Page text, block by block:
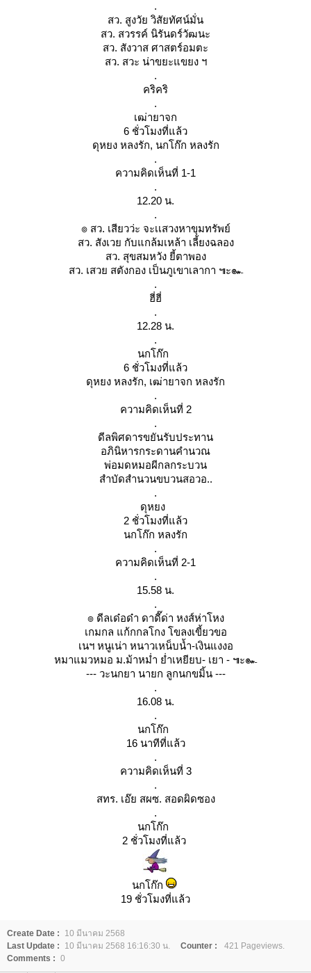
.
สว. สูงวัย วิสัยทัศน์มั่น
สว. สวรรค์ นิรันดร์วัฒนะ
สว. สังวาส ศาสตร์อมตะ
สว. สวะ น่าขยะแขยง ฯ
.
คริคริ
.
เฒ่ายาจก
6 ชั่วโมงที่แล้ว
ดุหยง หลงรัก, นกโก๊ก หลงรัก
.
ความคิดเห็นที่ 1-1
.
12.20 น.
.
๏ สว. เสียวว่ะ จะเเสวงหาขุมทรัพย์
สว. สังเวย กับแกล้มเหล้า เลี้ยงฉลอง
สว. สุขสมหวัง ยี้ตาพอง
สว. เสวย สตังกอง เป็นภูเขาเลากา ๚ะ๛
.
ฮี่ฮี่
.
12.28 น.
.
นกโก๊ก
6 ชั่วโมงที่แล้ว
ดุหยง หลงรัก, เฒ่ายาจก หลงรัก
.
ความคิดเห็นที่ 2
.
ดีลพิศดารขยันรับประทาน
อภินิหารกระดานคำนวณ
พ่อมดหมอผีกลกระบวน
สำบัดสำนวนขบวนสอวอ..
.
ดุหยง
2 ชั่วโมงที่แล้ว
นกโก๊ก หลงรัก
.
ความคิดเห็นที่ 2-1
.
15.58 น.
.
๏ ดีลเด๋อด๋า ดาดี๊ด่า หงส์ห่าโหง
เกมกล แก้กกลโกง โขลงเขี้ยวขอ
เนฯ หนูเน่า หนาวเหน็บน้ำ-เงินแงงอ
หมาแมวหมอ ม.ม้าหม่ำ ย่ำเหยียบ- เยา - ๚ะ๛
--- วะนกยา นายก ลูกนกขมิ้น ---
.
16.08 น.
.
นกโก๊ก
16 นาทีที่แล้ว
.
ความคิดเห็นที่ 3
.
สทร. เอ๊ย สผซ. สอดผิดซอง
.
นกโก๊ก
2 ชั่วโมงที่แล้ว
นกโก๊ก
19 ชั่วโมงที่แล้ว
Create Date :
10 มีนาคม 2568
Last Update :
10 มีนาคม 2568 16:16:30 น. Counter :
421 Pageviews.
Comments : 0